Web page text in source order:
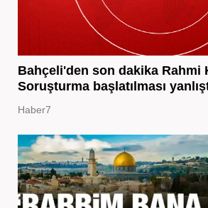
Bahçeli'den son dakika Rahmi
Soruşturma başlatılması
Haber7